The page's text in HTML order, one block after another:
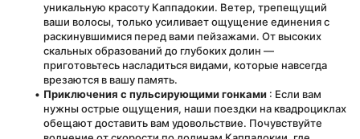
уникальную красоту Каппадокии. Ветер, трепещущий
ваши волосы, только усиливает ощущение единения с
раскинувшимися перед вами пейзажами. От высоких
скальных образований до глубоких долин —
приготовьтесь насладиться видами, которые навсегда
врезаются в вашу память.
Приключения с пульсирующими гонками : Если вам
нужны острые ощущения, наши поездки на квадроциклах
обещают доставить вам удовольствие. Почувствуйте